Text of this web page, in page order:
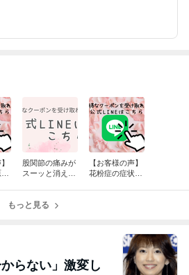
い、血液とリンパ流を直接促進し、アロ
ンバランスを整え、代謝を上げて、体質
股関節の痛みが
スーッと消えて
【お客様の声】
花粉症の症状軽
もっと見る
らない」激変し